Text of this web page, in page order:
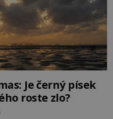
Je černý písek
roste zlo?